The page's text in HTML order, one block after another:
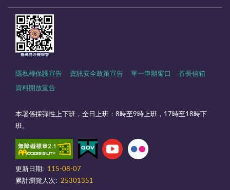
隱私權保護宣告 資訊安全政策宣告 單一申辦窗口 首長信箱
資料開放宣告
本署係採彈性上下班，全日上班：8時至9時上班，17時至18時下
班。
更新日期:
115-08-07
累計瀏覽人次: 25301351